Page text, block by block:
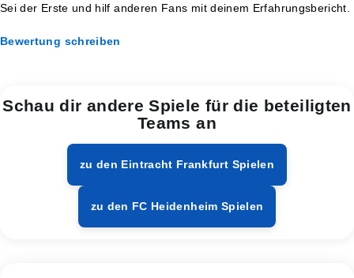
Sei der Erste und hilf anderen Fans mit deinem Erfahrungsbericht.
Bewertung schreiben
Schau dir andere Spiele für die beteiligten
Teams an
zu den Eintracht Frankfurt Spielen
zu den FC Heidenheim Spielen